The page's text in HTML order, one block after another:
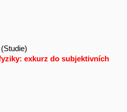
(Studie)
exkurz do subjektivních